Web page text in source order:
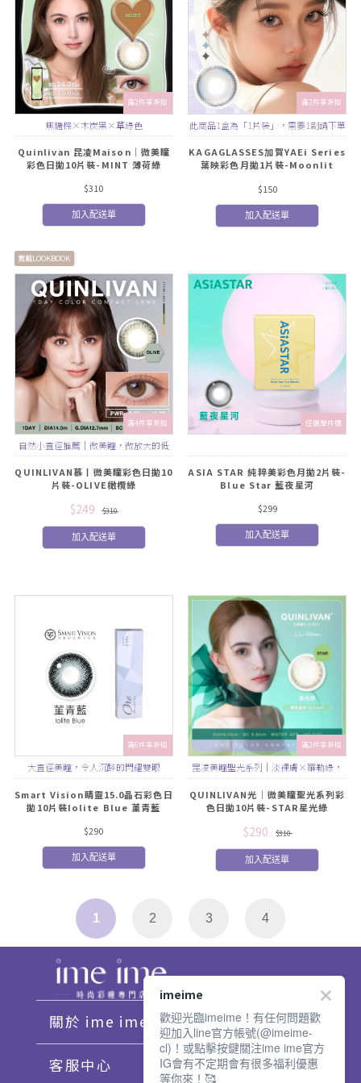
滿2件享折扣
焦糖棕×木炭黑×草綠色
Quinlivan 昆凌Maison｜微美瞳
彩色日拋10片裝-MINT 薄荷綠
$310
加入配送單
滿2件享折扣
此商品1盒為「1片裝」，需要1副請下單
2盒
KAGAGLASSES加賀YAEi Series
葉映彩色月拋1片裝-Moonlit
$150
加入配送單
滿4件享折扣
實戴LOOKBOOK
自然小直徑推薦｜微美瞳，微放大的低
調質感
QUINLIVAN慕丨微美瞳彩色日拋10
片裝-OLIVE橄欖綠
$249 $310
加入配送單
任選單件價
ASIA STAR 純粹美彩色月拋2片裝-
Blue Star 藍夜星河
$299
加入配送單
滿6件享折扣
大直徑美瞳，令人沉醉的閃耀雙眼
Smart Vision睛靈15.0晶石彩色日
拋10片裝Iolite Blue 堇青藍
$290
加入配送單
滿2件享折扣
昆凌美瞳聖光系列｜淡裸膚×羅勒綠，
星光花紋點綴，精緻閃耀眼神
QUINLIVAN光｜微美瞳聖光系列彩
色日拋10片裝-STAR星光綠
$290 $310
加入配送單
1 2 3 4
關於 ime ime
客服中心
imeime
歡迎光臨imeime！有任何問題歡
迎加入line官方帳號(@imeime-
cl)！或點擊按鍵關注ime ime官方
IG會有不定期會有很多福利優惠
等你來！🥰